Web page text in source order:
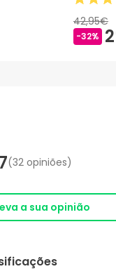
42,95€
-32%
(32 opiniões)
a sua opinião